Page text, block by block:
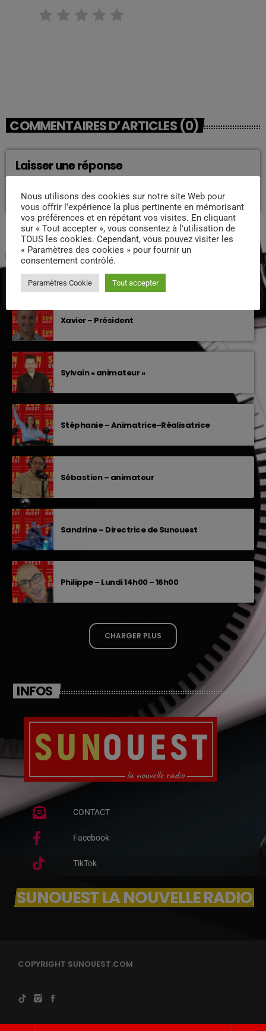
COMMENTAIRES D’ARTICLES (0)
Laisser une réponse
Connectez-vous maintenant
PODCASTS
EQUIPE DE SUNOUEST
Xavier – Président
Sylvain « animateur »
Stéphanie – Animatrice-Réalisatrice
Sébastien – animateur
Sandrine – Directrice de Sunouest
Philippe – Lundi 14h00 – 16h00
CHARGER PLUS
INFOS
CONTACT
Facebook
TikTok
SUNOUEST LA NOUVELLE RADIO,
COPYRIGHT SUNOUEST.COM
Nous utilisons des cookies sur notre site Web pour
vous offrir l'expérience la plus pertinente en mémorisant
vos préférences et en répétant vos visites. En cliquant
sur « Tout accepter », vous consentez à l'utilisation de
TOUS les cookies. Cependant, vous pouvez visiter les
« Paramètres des cookies » pour fournir un
consentement contrôlé.
Paramètres Cookie Tout accepter